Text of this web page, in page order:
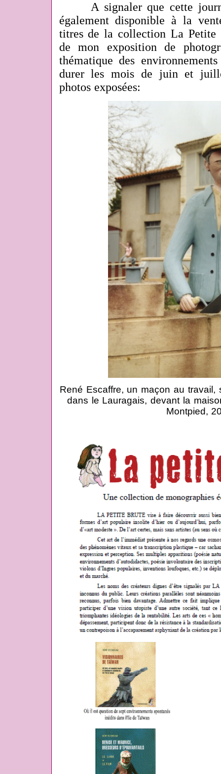
A signaler que cette
également disponible à la
titres de la collection La Petite
de mon exposition de
thématique des
durer les mois de juin et
photos exposées:
René Escaffre, un maçon au travail,
dans le Lauragais, devant la
Montpied,